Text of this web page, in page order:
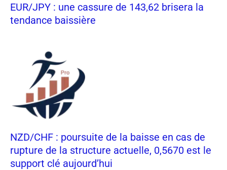
EUR/JPY : une cassure de 143,62 brisera la
tendance baissière
NZD/CHF : poursuite de la baisse en cas de
rupture de la structure actuelle, 0,5670 est le
support clé aujourd’hui